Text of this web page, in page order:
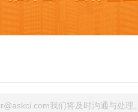
我们将及时沟通与处理。